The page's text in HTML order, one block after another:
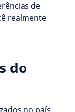
de
realmente
do
no país